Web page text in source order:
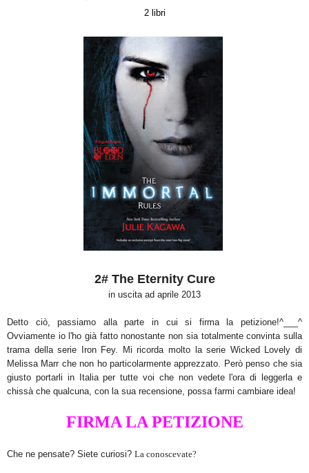
2 libri
2# The Eternity Cure
in uscita ad aprile 2013
Detto ciò, passiamo alla parte in cui si firma la petizione!^___^
Ovviamente io l'ho già fatto nonostante non sia totalmente convinta sulla
trama della serie Iron Fey. Mi ricorda molto la serie Wicked Lovely di
Melissa Marr che non ho particolarmente apprezzato. Però penso che sia
giusto portarli in Italia per tutte voi che non vedete l'ora di leggerla e
chissà che qualcuna, con la sua recensione, possa farmi cambiare idea!
FIRMA LA PETIZIONE
Che ne pensate? Siete curiosi? La conoscevate?